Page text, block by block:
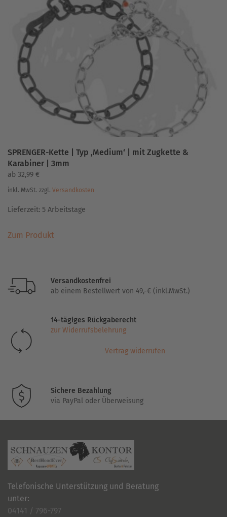
auf.
Die
Produktseite
gewählt
werden
SPRENGER-Kette | Typ ‚Medium‘ | mit Zugkette &
Karabiner | 3mm
ab 32,99 €
inkl. MwSt. zzgl. Versandkosten
Lieferzeit: 5 Arbeitstage
Zum ProduktProdukt
auf.
können
auf
Versandkostenfrei
ab einem Bestellwert von 49,-€ (inkl.MwSt.)
14-tägiges Rückgaberecht
zur Widerrufsbelehrung
Vertrag widerrufen
Sichere Bezahlung
via PayPal oder Überweisung
Telefonische Unterstützung und Beratung
unter:
04141 / 796-797